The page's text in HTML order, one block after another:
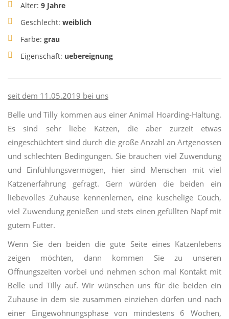
Alter: 9 Jahre
Geschlecht: weiblich
Farbe: grau
Eigenschaft: uebereignung
seit dem 11.05.2019 bei uns
Belle und Tilly kommen aus einer Animal Hoarding-Haltung.
Es sind sehr liebe Katzen, die aber zurzeit etwas
eingeschüchtert sind durch die große Anzahl an Artgenossen
und schlechten Bedingungen. Sie brauchen viel Zuwendung
und Einfühlungsvermögen, hier sind Menschen mit viel
Katzenerfahrung gefragt. Gern würden die beiden ein
liebevolles Zuhause kennenlernen, eine kuschelige Couch,
viel Zuwendung genießen und stets einen gefüllten Napf mit
gutem Futter.
Wenn Sie den beiden die gute Seite eines Katzenlebens
zeigen möchten, dann kommen Sie zu unseren
Öffnungszeiten vorbei und nehmen schon mal Kontakt mit
Belle und Tilly auf. Wir wünschen uns für die beiden ein
Zuhause in dem sie zusammen einziehen dürfen und nach
einer Eingewöhnungsphase von mindestens 6 Wochen,